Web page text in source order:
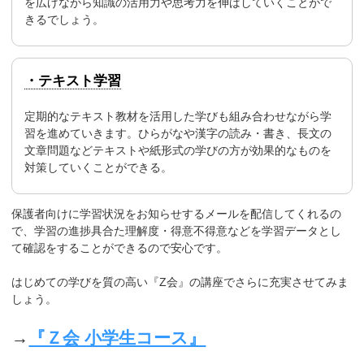
きるでしょう。
・テキスト学習
定期的なテキスト教材を活用した学びも組み合わせながら学
習を進めていきます。ひらがなや漢字の読み・書き、長文の
文章問題などテキストや紙形式の学びの方が効果的なものを
対策していくことができる。
保護者向けに学習状況をお知らせするメールを配信してくれるの
で、学習の進捗具合た理解度・得意不得意などを学習データとし
て確認をすることができるので安心です。
はじめての学びを質の高い『Z会』の講座でさらに充実させてみま
しょう。
→ 『Ｚ会 小学生コース』